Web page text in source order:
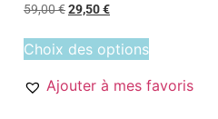
59,00€29,50€
Choix des options
Ajouter à mes favoris